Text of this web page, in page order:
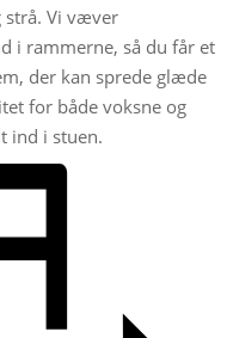
strå. Vi væver
i rammerne, så du får et
der kan sprede glæde
for både voksne og
ind i stuen.